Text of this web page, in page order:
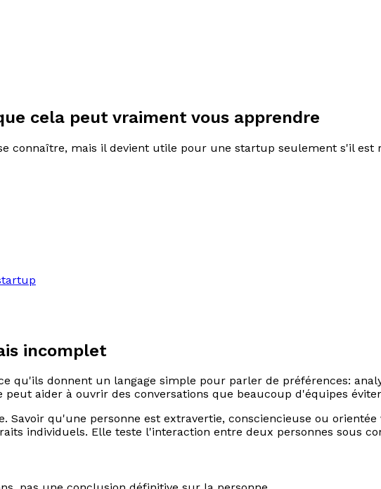
cela peut vraiment vous apprendre
connaître, mais il devient utile pour une startup seulement s'il est
incomplet
qu'ils donnent un langage simple pour parler de préférences:
aider à ouvrir des conversations que beaucoup d'équipes
qu'une personne est extravertie, consciencieuse ou
individuels. Elle teste l'interaction entre deux personnes sous